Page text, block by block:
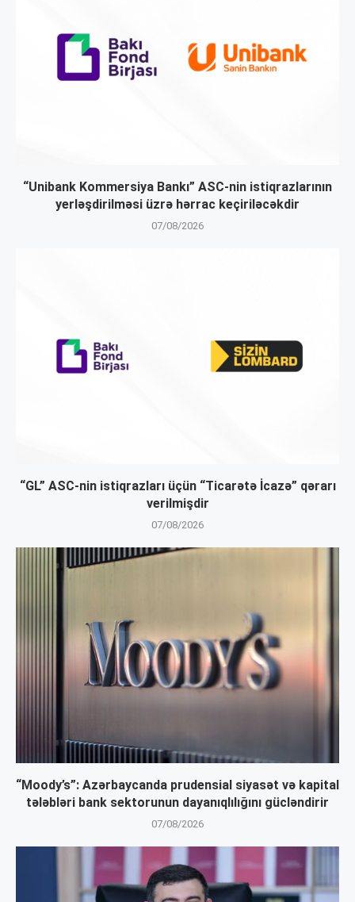
“Unibank Kommersiya Bankı” ASC-nin istiqrazlarının
yerləşdirilməsi üzrə hərrac keçiriləcəkdir
07/08/2026
“GL” ASC-nin istiqrazları üçün “Ticarətə İcazə” qərarı
verilmişdir
07/08/2026
“Moody’s”: Azərbaycanda prudensial siyasət və kapital
tələbləri bank sektorunun dayanıqlılığını gücləndirir
07/08/2026